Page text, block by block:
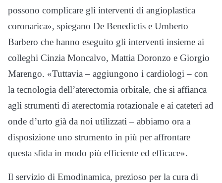
possono complicare gli interventi di angioplastica
coronarica», spiegano De Benedictis e Umberto
Barbero che hanno eseguito gli interventi insieme ai
colleghi Cinzia Moncalvo, Mattia Doronzo e Giorgio
Marengo. «Tuttavia – aggiungono i cardiologi – con
la tecnologia dell’aterectomia orbitale, che si affianca
agli strumenti di aterectomia rotazionale e ai cateteri ad
onde d’urto già da noi utilizzati – abbiamo ora a
disposizione uno strumento in più per affrontare
questa sfida in modo più efficiente ed efficace».
Il servizio di Emodinamica, prezioso per la cura di